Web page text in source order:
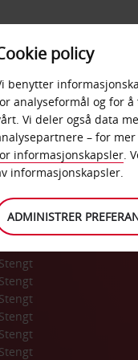
PRODUKTER
Stengt
Stengt
Stengt
Stengt
Stengt
Stengt
policy
benytter
analyseformål og for
Vi deler også data
– for
informasjonskapsler.
informasjonskapsler.
ADMINISTRER